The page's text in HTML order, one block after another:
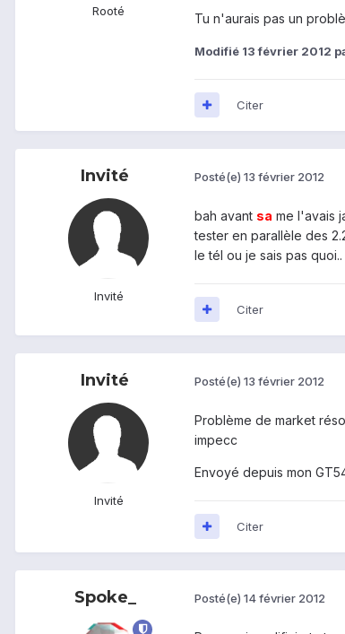
Rooté
Tu n'aurais pas un
Modifié 13 février 2012
Citer
Invité
Invité
Posté(e) 13 février 2012
bah avant sa me l'avais
tester en parallèle des
le tél ou je sais pas
Citer
Invité
Invité
Posté(e) 13 février 2012
Problème de market
impecc
Envoyé depuis mon
Citer
Spoke_ Posté(e) 14 février 2012